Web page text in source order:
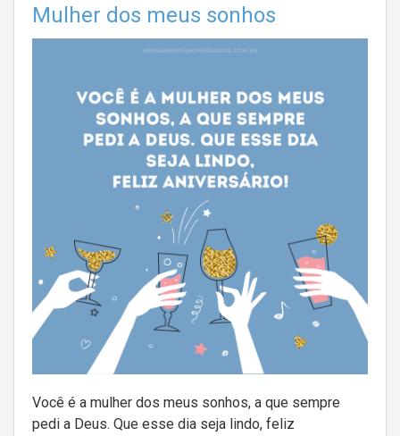
Mulher dos meus sonhos
Você é a mulher dos meus sonhos, a que sempre
pedi a Deus. Que esse dia seja lindo, feliz